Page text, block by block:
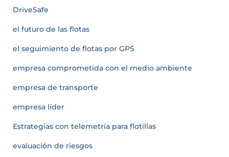
DriveSafe
el futuro de las flotas
el seguimiento de flotas por GPS
empresa comprometida con el medio ambiente
empresa de transporte
empresa líder
Estrategias con telemetría para flotillas
evaluación de riesgos